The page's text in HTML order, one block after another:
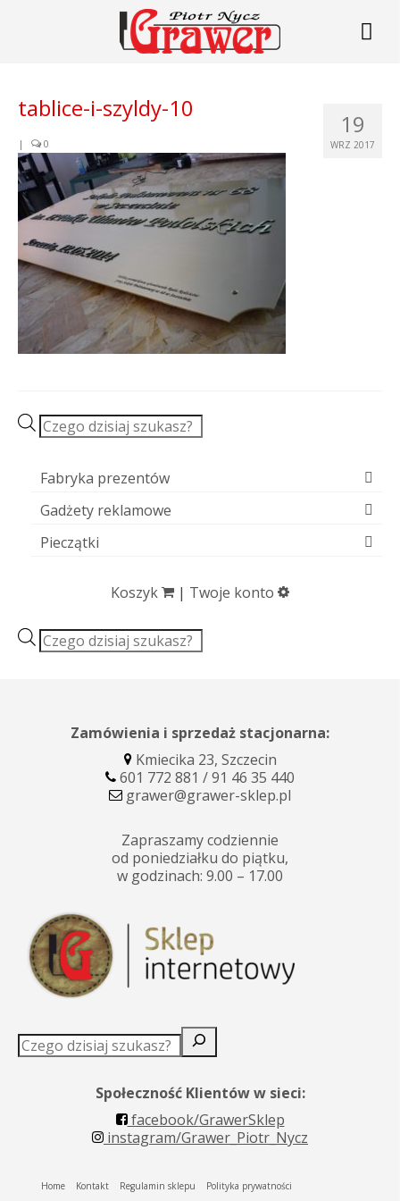
19
WRZ 2017
tablice-i-szyldy-10
| 0
Fabryka prezentów
Gadżety reklamowe
Pieczątki
Koszyk | Twoje konto
Zamówienia i sprzedaż stacjonarna:
Kmiecika 23, Szczecin
601 772 881 / 91 46 35 440
grawer@grawer-sklep.pl
Zapraszamy codziennie
od poniedziałku do piątku,
w godzinach: 9.00 – 17.00
Szukaj
Społeczność Klientów w sieci:
facebook/GrawerSklep
instagram/Grawer_Piotr_Nycz
Home Kontakt Regulamin sklepu Polityka prywatności